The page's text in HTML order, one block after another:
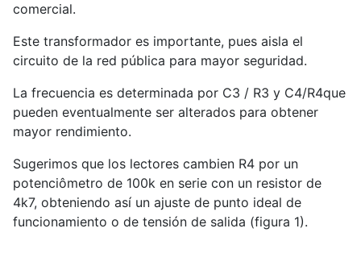
comercial.
Este transformador es importante, pues aisla el
circuito de la red pública para mayor seguridad.
La frecuencia es determinada por C3 / R3 y C4/R4que
pueden eventualmente ser alterados para obtener
mayor rendimiento.
Sugerimos que los lectores cambien R4 por un
potenciômetro de 100k en serie con un resistor de
4k7, obteniendo así un ajuste de punto ideal de
funcionamiento o de tensión de salida (figura 1).